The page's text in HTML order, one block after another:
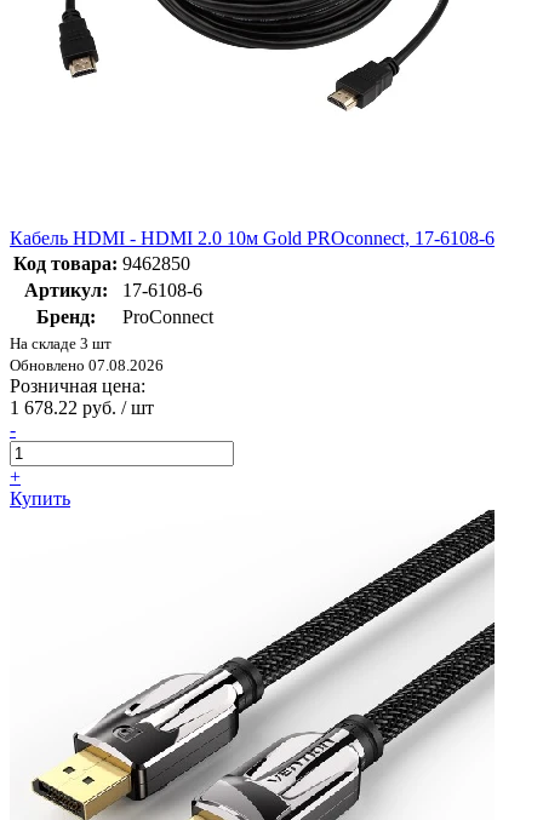
Кабель HDMI - HDMI 2.0 10м Gold PROconnect, 17-6108-6
Код товара: 9462850
Артикул:
17-6108-6
Бренд:
ProConnect
На складе 3 шт
Обновлено 07.08.2026
Розничная цена:
1 678.22 руб. / шт
-
+
Купить